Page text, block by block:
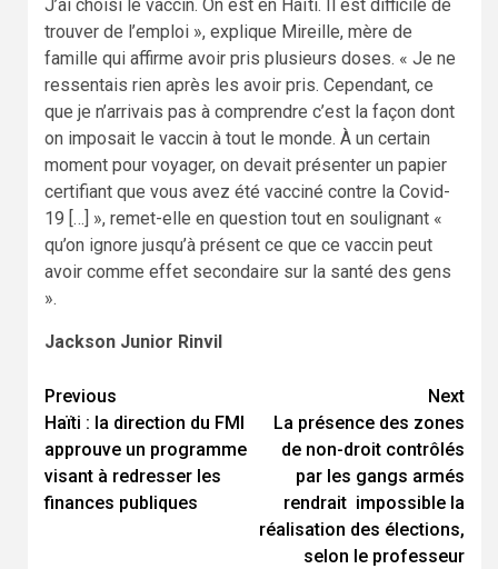
J’ai choisi le vaccin. On est en Haïti. Il est difficile de
trouver de l’emploi », explique Mireille, mère de
famille qui affirme avoir pris plusieurs doses. « Je ne
ressentais rien après les avoir pris. Cependant, ce
que je n’arrivais pas à comprendre c’est la façon dont
on imposait le vaccin à tout le monde. À un certain
moment pour voyager, on devait présenter un papier
certifiant que vous avez été vacciné contre la Covid-
19 […] », remet-elle en question tout en soulignant «
qu’on ignore jusqu’à présent ce que ce vaccin peut
avoir comme effet secondaire sur la santé des gens
».
Jackson Junior Rinvil
Continue
Reading
Previous
Haïti : la direction du FMI
approuve un programme
visant à redresser les
finances publiques
Next
La présence des zones
de non-droit contrôlés
par les gangs armés
rendrait impossible la
réalisation des élections,
selon le professeur